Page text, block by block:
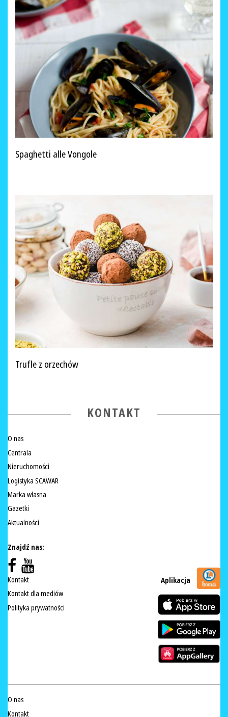
Spaghetti alle Vongole
Trufle z orzechów
KONTAKT
O nas
Centrala
Nieruchomości
Logistyka SCAWAR
Marka własna
Gazetki
Aktualności
Znajdź nas:
Kontakt
Kontakt dla mediów
Polityka prywatności
Aplikacja
O nas
Kontakt